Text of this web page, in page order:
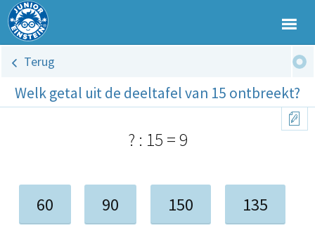
Terug
Welk getal uit de deeltafel van 15 ontbreekt?
? : 15 = 9
60 90 150 135